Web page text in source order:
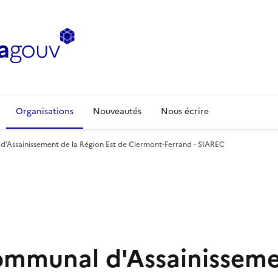
Organisations Nouveautés Nous écrire
de la Région Est de Clermont-Ferrand - SIAREC